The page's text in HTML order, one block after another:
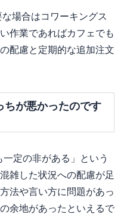
場合はコワーキングス
作業であればカフェでも
配慮と定期的な追加注文
ちが悪かったのです
定の非がある」という
雑した状況への配慮が足
法や言い方に問題があっ
余地があったといえるで